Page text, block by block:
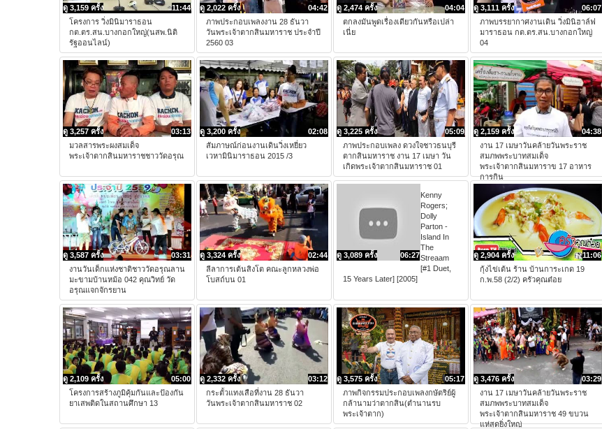
11:44
ดู 3,159 ครั้ง
โครงการ วิ่งมินิมาราธอน
กต.ตร.สน.บางกอกใหญ่(นสพ.นิติ
รัฐออนไลน์)
04:42
ดู 2,022 ครั้ง
ภาพประกอบเพลงงาน 28 ธันวา
วันพระเจ้าตากสินมหาราช ประจำปี
2560 03
04:04
ดู 2,474 ครั้ง
ตกลงมันพูดเรื่องเดียวกันหรือเปล่า
เนี่ย
06:07
ดู 3,111 ครั้ง
ภาพบรรยากาศงานเดิน วิ่งมินิฮาล์ฟ
มาราธอน กต.ตร.สน.บางกอกใหญ่
04
03:13
ดู 3,257 ครั้ง
มวลสารพระผงสมเด็จ
พระเจ้าตากสินมหาราชชาววัดอรุณ
02:08
ดู 3,200 ครั้ง
สัมภาษณ์ก่อนงานเดินวิ่งเหยี่ยว
เวหามินิมาราธอน 2015 /3
05:09
ดู 3,225 ครั้ง
ภาพประกอบเพลง ดวงใจชาวธนบุรี
ตากสินมหาราช งาน 17 เมษา วัน
เกิดพระเจ้าตากสินมหาราช 01
04:38
ดู 2,159 ครั้ง
งาน 17 เมษาวันคล้ายวันพระราช
สมภพพระบาทสมเด็จ
พระเจ้าตากสินมหาราข 17 อาหาร
การกิน
03:31
ดู 3,587 ครั้ง
งานวันเด็กแห่งชาติชาววัดอรุณลาน
มะขามบ้านหม้อ 042 คุณวิทย์ วัด
อรุณแจกจักรยาน
02:44
ดู 3,324 ครั้ง
ลีลาการเต้นสิงโต คณะลูกหลวงพ่อ
โบสถ์บน 01
06:27
ดู 3,089 ครั้ง
Kenny
Rogers;
Dolly
Parton -
Island In
The
Streaam
[#1 Duet,
15 Years Later] [2005]
11:06
ดู 2,904 ครั้ง
กุ้งไข่เต้น ร้าน บ้านการะเกด 19
ก.พ.58 (2/2) ครัวคุณต๋อย
05:00
ดู 2,109 ครั้ง
โครงการสร้างภูมิคุ้มกันและป้องกัน
ยาเสพติดในสถานศึกษา 13
03:12
ดู 2,332 ครั้ง
กระตั้วแทงเสือที่งาน 28 ธันวา
วันพระเจ้าตากสินมหาราช 02
05:17
ดู 3,575 ครั้ง
ภาพกิจกรรมประกอบเพลงกษัตริย์ผู้
กล้านามว่าตากสิน(ตำนานรบ
พระเจ้าตาก)
03:29
ดู 3,476 ครั้ง
งาน 17 เมษาวันคล้ายวันพระราช
สมภพพระบาทสมเด็จ
พระเจ้าตากสินมหาราช 49 ขบวน
แห่สุดยิ่งใหญ่